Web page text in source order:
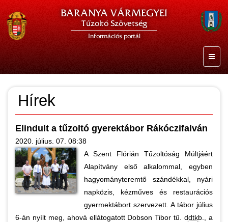
BARANYA VÁRMEGYEI
Tűzoltó Szövetség
Információs portál
Hírek
Elindult a tűzoltó gyerektábor Rákóczifalván
2020. július. 07. 08:38
A Szent Flórián Tűzoltóság Múltjáért
Alapítvány első alkalommal, egyben
hagyományteremtő szándékkal, nyári
napközis, kézműves és restaurációs
gyermektábort szervezett. A tábor július
6-án nyílt meg, ahová ellátogatott Dobson Tibor tű. ddtkb., a